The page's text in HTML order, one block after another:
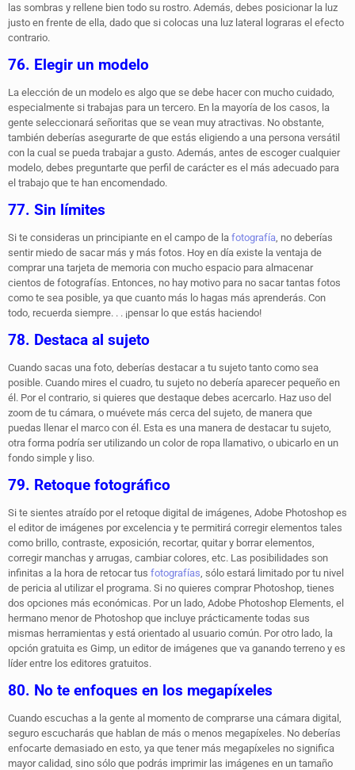
las sombras y rellene bien todo su rostro. Además, debes posicionar la luz
justo en frente de ella, dado que si colocas una luz lateral lograras el efecto
contrario.
76. Elegir un modelo
La elección de un modelo es algo que se debe hacer con mucho cuidado,
especialmente si trabajas para un tercero. En la mayoría de los casos, la
gente seleccionará señoritas que se vean muy atractivas. No obstante,
también deberías asegurarte de que estás eligiendo a una persona versátil
con la cual se pueda trabajar a gusto. Además, antes de escoger cualquier
modelo, debes preguntarte que perfil de carácter es el más adecuado para
el trabajo que te han encomendado.
77. Sin límites
Si te consideras un principiante en el campo de la fotografía , no deberías
sentir miedo de sacar más y más fotos. Hoy en día existe la ventaja de
comprar una tarjeta de memoria con mucho espacio para almacenar
cientos de fotografías. Entonces, no hay motivo para no sacar tantas fotos
como te sea posible, ya que cuanto más lo hagas más aprenderás. Con
todo, recuerda siempre. . . ¡pensar lo que estás haciendo!
78. Destaca al sujeto
Cuando sacas una foto, deberías destacar a tu sujeto tanto como sea
posible. Cuando mires el cuadro, tu sujeto no debería aparecer pequeño en
él. Por el contrario, si quieres que destaque debes acercarlo. Haz uso del
zoom de tu cámara, o muévete más cerca del sujeto, de manera que
puedas llenar el marco con él. Esta es una manera de destacar tu sujeto,
otra forma podría ser utilizando un color de ropa llamativo, o ubicarlo en un
fondo simple y liso.
79. Retoque fotográfico
Si te sientes atraído por el retoque digital de imágenes, Adobe Photoshop es
el editor de imágenes por excelencia y te permitirá corregir elementos tales
como brillo, contraste, exposición, recortar, quitar y borrar elementos,
corregir manchas y arrugas, cambiar colores, etc. Las posibilidades son
infinitas a la hora de retocar tus fotografías , sólo estará limitado por tu nivel
de pericia al utilizar el programa. Si no quieres comprar Photoshop, tienes
dos opciones más económicas. Por un lado, Adobe Photoshop Elements, el
hermano menor de Photoshop que incluye prácticamente todas sus
mismas herramientas y está orientado al usuario común. Por otro lado, la
opción gratuita es Gimp, un editor de imágenes que va ganando terreno y es
líder entre los editores gratuitos.
80. No te enfoques en los megapíxeles
Cuando escuchas a la gente al momento de comprarse una cámara digital,
seguro escucharás que hablan de más o menos megapíxeles. No deberías
enfocarte demasiado en esto, ya que tener más megapíxeles no significa
mayor calidad, sino sólo que podrás imprimir las imágenes en un tamaño